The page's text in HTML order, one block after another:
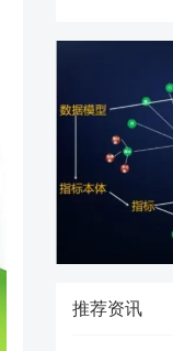
推荐资讯